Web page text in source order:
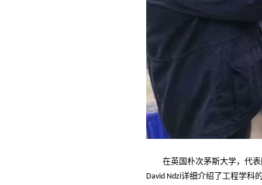
在英国朴次茅斯大学，代
David Ndzi详细介绍了工程学科